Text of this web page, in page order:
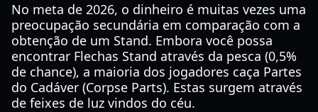
No meta de 2026, o dinheiro é muitas vezes uma
preocupação secundária em comparação com a
obtenção de um Stand. Embora você possa
encontrar Flechas Stand através da pesca (0,5%
de chance), a maioria dos jogadores caça Partes
do Cadáver (Corpse Parts). Estas surgem através
de feixes de luz vindos do céu.